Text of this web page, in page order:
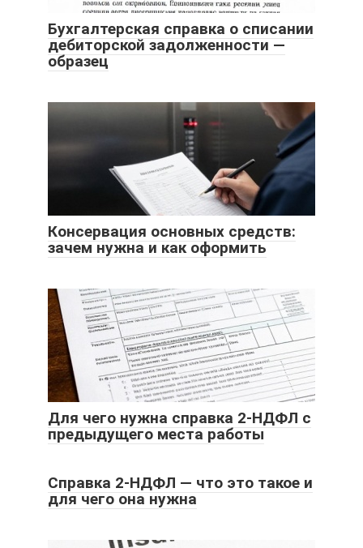
Бухгалтерская справка о списании
дебиторской задолженности —
образец
Консервация основных средств:
зачем нужна и как оформить
Для чего нужна справка 2-НДФЛ с
предыдущего места работы
Справка 2-НДФЛ — что это такое и
для чего она нужна